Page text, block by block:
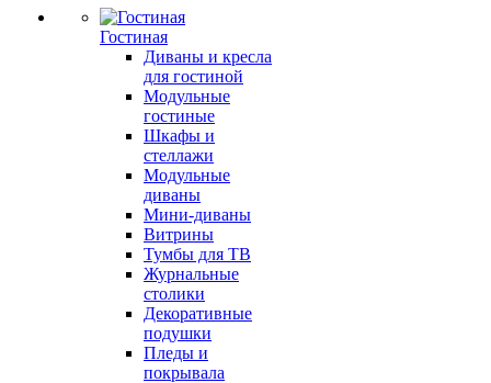
Гостиная
Диваны и кресла
для гостиной
Модульные
гостиные
Шкафы и
стеллажи
Модульные
диваны
Мини-диваны
Витрины
Тумбы для ТВ
Журнальные
столики
Декоративные
подушки
Пледы и
покрывала